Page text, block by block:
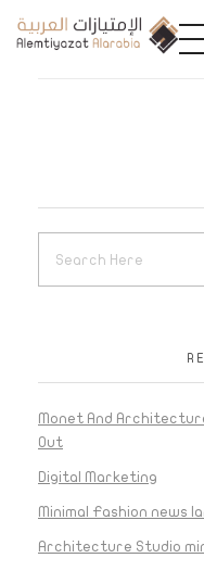
Monet And
Out
Digital Marketing
Minimal Fashion news
Architecture Studio